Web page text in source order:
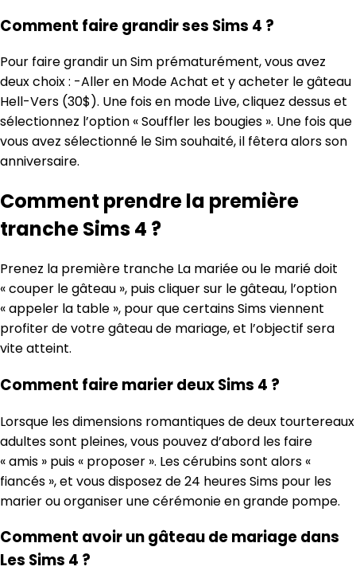
Comment faire grandir ses Sims 4 ?
Pour faire grandir un Sim prématurément, vous avez
deux choix : -Aller en Mode Achat et y acheter le gâteau
Hell-Vers (30$). Une fois en mode Live, cliquez dessus et
sélectionnez l’option « Souffler les bougies ». Une fois que
vous avez sélectionné le Sim souhaité, il fêtera alors son
anniversaire.
Comment prendre la première
tranche Sims 4 ?
Prenez la première tranche La mariée ou le marié doit
« couper le gâteau », puis cliquer sur le gâteau, l’option
« appeler la table », pour que certains Sims viennent
profiter de votre gâteau de mariage, et l’objectif sera
vite atteint.
Comment faire marier deux Sims 4 ?
Lorsque les dimensions romantiques de deux tourtereaux
adultes sont pleines, vous pouvez d’abord les faire
« amis » puis « proposer ». Les cérubins sont alors «
fiancés », et vous disposez de 24 heures Sims pour les
marier ou organiser une cérémonie en grande pompe.
Comment avoir un gâteau de mariage dans
Les Sims 4 ?